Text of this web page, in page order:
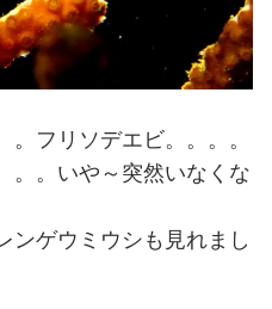
フリソデエビ。。。。
。。いや～突然いなくな
ンゲウミウシも見れまし